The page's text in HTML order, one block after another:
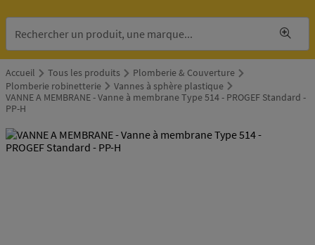
Accueil Tous les produits
Plomberie & Couverture
Plomberie robinetterie
Vannes à sphère plastique
VANNE A MEMBRANE - Vanne à membrane Type 514 - PROGEF Standard -
PP-H